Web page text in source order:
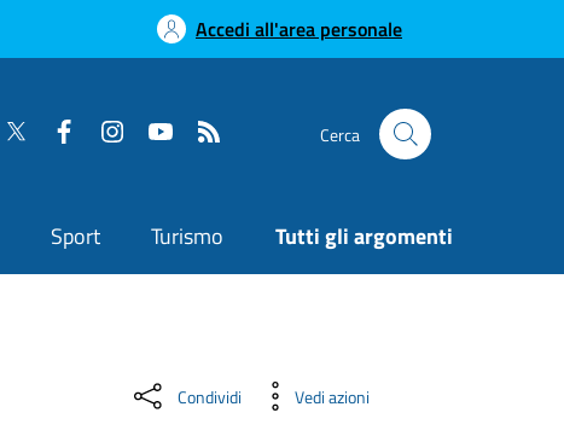
Accedi all'area personale
Cerca
Sport Turismo Tutti gli argomenti
Condividi Vedi azioni